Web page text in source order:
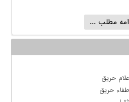
مطلب ...
حریق
حریق